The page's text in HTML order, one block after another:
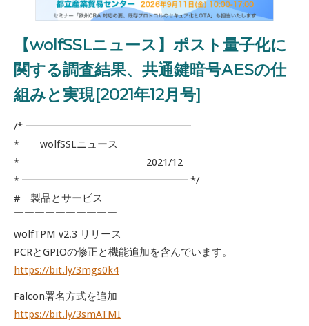
【wolfSSLニュース】ポスト量子化に
関する調査結果、共通鍵暗号AESの仕
組みと実現[2021年12月号]
/* ━━━━━━━━━━━━━━━━
* wolfSSLニュース
* 2021/12
* ━━━━━━━━━━━━━━━━ */
# 製品とサービス
￣￣￣￣￣￣￣￣￣￣
wolfTPM v2.3 リリース
PCRとGPIOの修正と機能追加を含んでいます。
https://bit.ly/3mgs0k4
Falcon署名方式を追加
https://bit.ly/3smATMI